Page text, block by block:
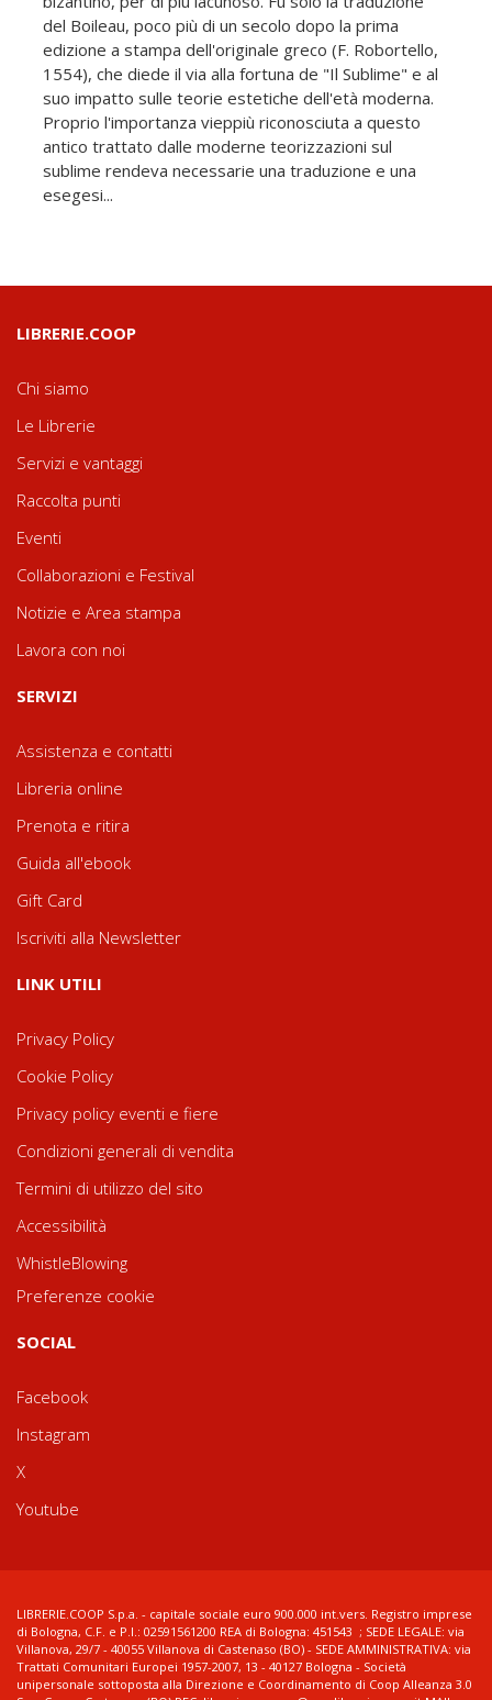
del Boileau, poco più di un secolo dopo la prima
edizione a stampa dell'originale greco (F. Robortello,
1554), che diede il via alla fortuna de "Il Sublime" e al
suo impatto sulle teorie estetiche dell'età moderna.
Proprio l'importanza vieppiù riconosciuta a questo
antico trattato dalle moderne teorizzazioni sul
sublime rendeva necessarie una traduzione e una
esegesi...
LIBRERIE.COOP
Chi siamo
Le Librerie
Servizi e vantaggi
Raccolta punti
Eventi
Collaborazioni e Festival
Notizie e Area stampa
Lavora con noi
SERVIZI
Assistenza e contatti
Libreria online
Prenota e ritira
Guida all'ebook
Gift Card
Iscriviti alla Newsletter
LINK UTILI
Privacy Policy
Cookie Policy
Privacy policy eventi e fiere
Condizioni generali di vendita
Termini di utilizzo del sito
Accessibilità
WhistleBlowing
Preferenze cookie
SOCIAL
Facebook
Instagram
X
Youtube
LIBRERIE.COOP S.p.a. - capitale sociale euro 900.000 int.vers. Registro imprese
di Bologna, C.F. e P.I.: 02591561200 REA di Bologna: 451543 ; SEDE LEGALE: via
Villanova, 29/7 - 40055 Villanova di Castenaso (BO) - SEDE AMMINISTRATIVA: via
Trattati Comunitari Europei 1957-2007, 13 - 40127 Bologna - Società
unipersonale sottoposta alla Direzione e Coordinamento di Coop Alleanza 3.0